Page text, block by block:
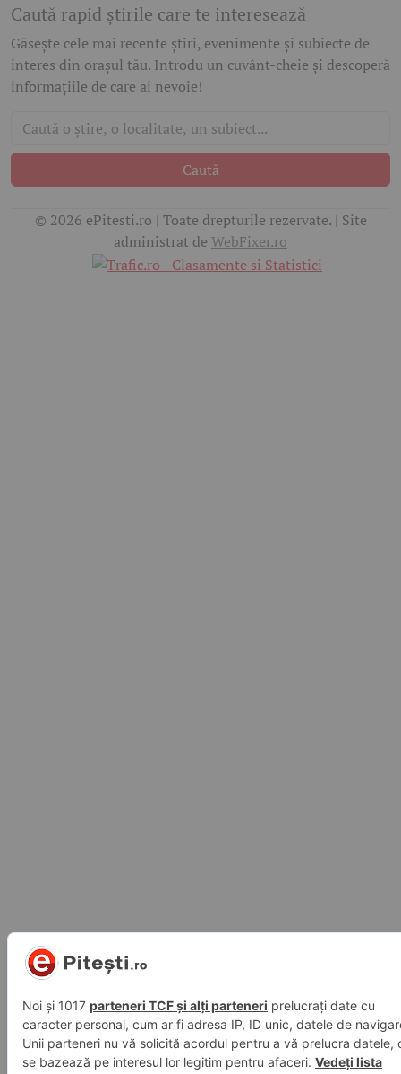
Caută rapid știrile care te interesează
Găsește cele mai recente știri, evenimente și subiecte de
interes din orașul tău. Introdu un cuvânt-cheie și descoperă
informațiile de care ai nevoie!
Caută
© 2026 ePitesti.ro | Toate drepturile rezervate. | Site
administrat de WebFixer.ro